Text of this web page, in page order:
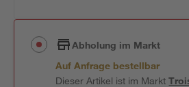
Abholung im Markt
Auf Anfrage bestellbar
Dieser Artikel ist im Markt